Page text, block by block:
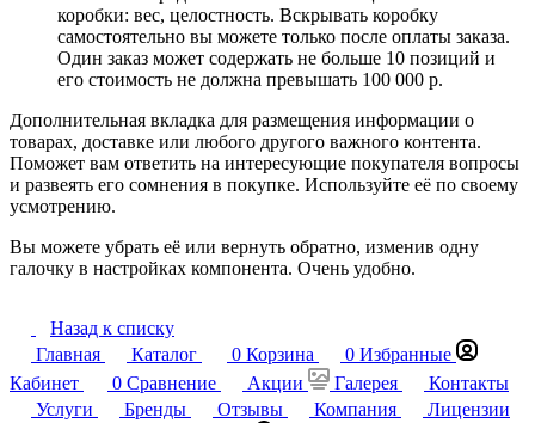
коробки: вес, целостность. Вскрывать коробку
самостоятельно вы можете только после оплаты заказа.
Один заказ может содержать не больше 10 позиций и
его стоимость не должна превышать 100 000 р.
Дополнительная вкладка для размещения информации о
товарах, доставке или любого другого важного контента.
Поможет вам ответить на интересующие покупателя вопросы
и развеять его сомнения в покупке. Используйте её по своему
усмотрению.
Вы можете убрать её или вернуть обратно, изменив одну
галочку в настройках компонента. Очень удобно.
Назад к списку
Главная
Каталог 0 Корзина 0 Избранные
Кабинет
0 Сравнение Акции Галерея
Контакты
Услуги
Бренды Отзывы Компания
Лицензии